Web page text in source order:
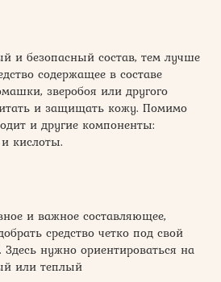
и безопасный состав, тем лучше
содержащее в составе
зверобоя или другого
и защищать кожу. Помимо
и другие компоненты:
кислоты.
и важное составляющее,
средство четко под свой
нужно ориентироваться на
или теплый